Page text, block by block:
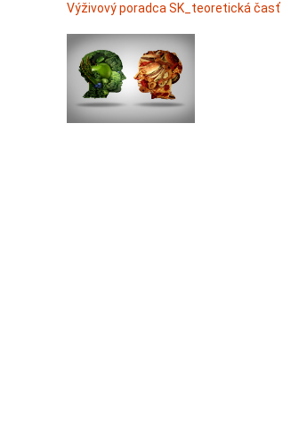
Výživový poradca SK_teoretická časť